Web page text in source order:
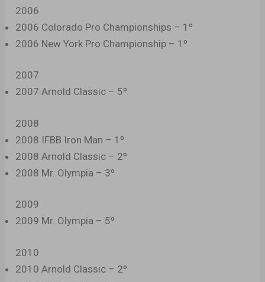
2006
2006 Colorado Pro Championships – 1º
2006 New York Pro Championship – 1º
2007
2007 Arnold Classic – 5º
2008
2008 IFBB Iron Man – 1º
2008 Arnold Classic – 2º
2008 Mr. Olympia – 3º
2009
2009 Mr. Olympia – 5º
2010
2010 Arnold Classic – 2º